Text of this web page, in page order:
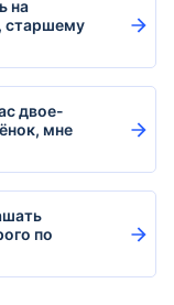
на
старшему
двое-
мне
по